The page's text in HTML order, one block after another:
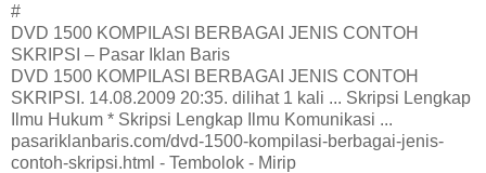
#
DVD 1500 KOMPILASI BERBAGAI JENIS CONTOH
SKRIPSI – Pasar Iklan Baris
DVD 1500 KOMPILASI BERBAGAI JENIS CONTOH
SKRIPSI. 14.08.2009 20:35. dilihat 1 kali ... Skripsi Lengkap
Ilmu Hukum * Skripsi Lengkap Ilmu Komunikasi ...
pasariklanbaris.com/dvd-1500-kompilasi-berbagai-jenis-
contoh-skripsi.html - Tembolok - Mirip